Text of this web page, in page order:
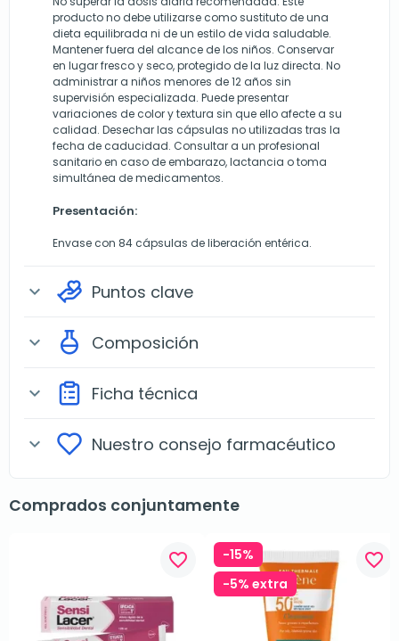
producto no debe utilizarse como sustituto de una
dieta equilibrada ni de un estilo de vida saludable.
Mantener fuera del alcance de los niños. Conservar
en lugar fresco y seco, protegido de la luz directa. No
administrar a niños menores de 12 años sin
supervisión especializada. Puede presentar
variaciones de color y textura sin que ello afecte a su
calidad. Desechar las cápsulas no utilizadas tras la
fecha de caducidad. Consultar a un profesional
sanitario en caso de embarazo, lactancia o toma
simultánea de medicamentos.
Presentación:
Envase con 84 cápsulas de liberación entérica.
expand_more Puntos clave
expand_more Composición
expand_more Ficha técnica
expand_more Nuestro consejo farmacéutico
Comprados conjuntamente
favorite_border
-15%
-5% extra
favorite_border